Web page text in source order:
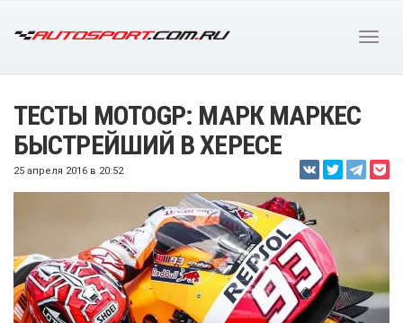
ТЕСТЫ MOTOGP: МАРК МАРКЕС
БЫСТРЕЙШИЙ В ХЕРЕСЕ
25 апреля 2016 в 20:52